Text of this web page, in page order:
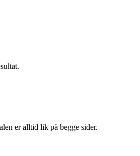
er alltid lik på begge sider.